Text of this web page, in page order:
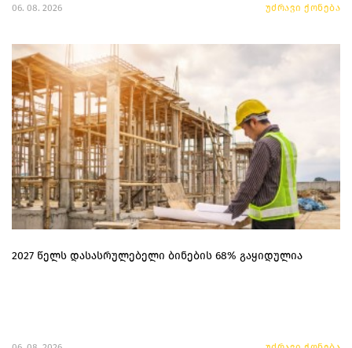
06. 08. 2026 უძრავი ქონება
2027 წელს დასასრულებელი ბინების 68% გაყიდულია